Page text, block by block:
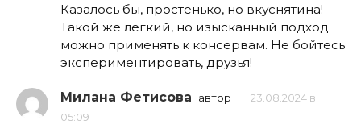
Казалось бы, простенько, но вкуснятина!
Такой же лёгкий, но изысканный подход
можно применять к консервам. Не бойтесь
экспериментировать, друзья!
Милана Фетисова автор
23.08.2024 в
05:09